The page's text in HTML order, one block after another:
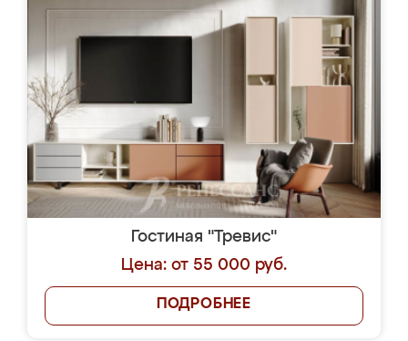
Гостиная "Тревис"
Цена: от 55 000 руб.
ПОДРОБНЕЕ